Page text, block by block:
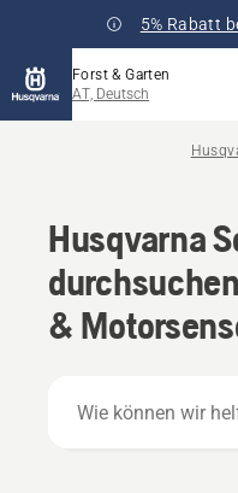
5% Rabatt
Forst & Garten
AT, Deutsch
Husqvarna
&
können